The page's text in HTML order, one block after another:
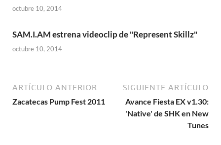
octubre 10, 2014
SAM.I.AM estrena videoclip de "Represent Skillz"
octubre 10, 2014
ARTÍCULO ANTERIOR
Zacatecas Pump Fest 2011
SIGUIENTE ARTÍCULO
Avance Fiesta EX v1.30:
'Native' de SHK en New
Tunes